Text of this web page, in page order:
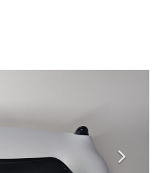
い？
語
コンピューター文化史研究家・タ